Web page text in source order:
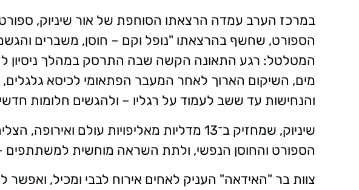
במרכז הערב עמדה הרצאתו הסוחפת של אור שיניוק,
הספורט, שחשף בהרצאתו "נופל וקם – חוסן, משברים
המטלטל: רגע התאונה הקשה שבה התרסק במהלך ניסיון
מים, השיקום הארוך לאחר המעבר הפתאומי לכיסא
והנחישות עד ששב לעמוד על רגליו – ולהגשים חלומות
שיניוק, שמחזיק ב־13 מדליות מאליפויות עולם
הספורט והחוסן הנפשי, ולתת השראה מוחשית למשתתפים
צוות בר "האידאה" העניק לאחים אירוח לבבי ומכיל, ואפשר